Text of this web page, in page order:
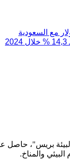
بريس"، حاصل
والمناخ.